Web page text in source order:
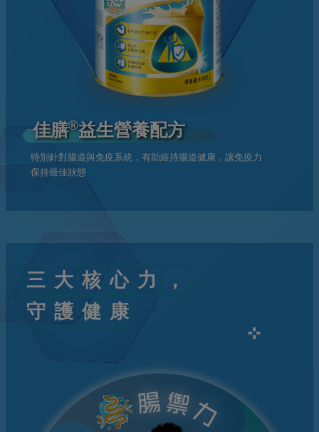
佳膳®益生營養配方
特別針對腸道與免疫系統，有助維持腸道健康，讓免疫力
保持最佳狀態
三 大 核 心 力
，
守 護 健 康